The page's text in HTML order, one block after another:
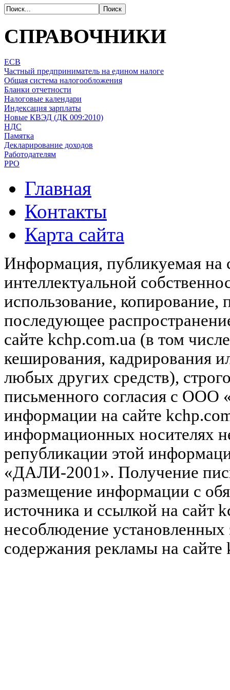
СПРАВОЧНИКИ
ЕСВ
Частный предприниматель на едином налоге
Общая система налогообложения
Бланки отчетности
Налоговые календари
Индексация зарплаты
Новые КВЭД (ДК 009:2010)
НДС
Памятка
Декларирование доходов
Работодателям
РРО
Главная
Контакты
Карта сайта
Информация, публикуемая на
интеллектуальной
использование, копирование,
последующее
сайте kchp.com.ua (в том
кеширования, кадрирования
любых других средств),
письменного согласия с
информации на сайте
информационных носителях
републикации этой
«ДАЛИ-2001». Получение
размещение информации с
источника и ссылкой на сайт
несоблюдение установленных
содержания рекламы на сайте